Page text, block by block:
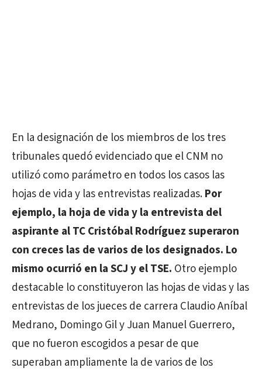
En la designación de los miembros de los tres
tribunales quedó evidenciado que el CNM no
utilizó como parámetro en todos los casos las
hojas de vida y las entrevistas realizadas.Por
ejemplo, la hoja de vida y la entrevista del
aspirante al TC Cristóbal Rodríguez superaron
con creces las de varios de los designados. Lo
mismo ocurrió en la SCJ y el TSE. Otro ejemplo
destacable lo constituyeron las hojas de vidas y las
entrevistas de los jueces de carrera Claudio Aníbal
Medrano, Domingo Gil y Juan Manuel Guerrero,
que no fueron escogidos a pesar de que
superaban ampliamente la de varios de los